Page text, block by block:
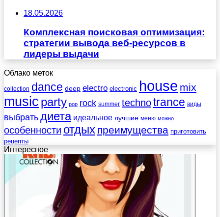
18.05.2026
Комплексная поисковая оптимизация:
стратегии вывода веб-ресурсов в
лидеры выдачи
Облако меток
collection dance deep electro electronic house mix
music party pop rock summer technotrance виды
выбратьдиета идеальное лучшие меню можно
особенности отдых преимущества приготовить
рецепты
Интересное